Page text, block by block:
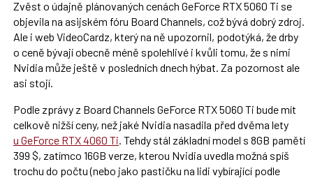
Zvěst o údajně plánovaných cenách GeForce RTX 5060 Ti se
objevila na asijském fóru Board Channels, což bývá dobrý zdroj.
Ale i web VideoCardz, který na ně upozornil, podotýká, že drby
o ceně bývají obecně méně spolehlivé i kvůli tomu, že s nimi
Nvidia může ještě v posledních dnech hýbat. Za pozornost ale
asi stojí.
Podle zprávy z Board Channels GeForce RTX 5060 Ti bude mít
celkově nižší ceny, než jaké Nvidia nasadila před dvěma lety
u GeForce RTX 4060 Ti . Tehdy stál základní model s 8GB pamětí
399 $, zatímco 16GB verze, kterou Nvidia uvedla možná spíš
trochu do počtu (nebo jako pastičku na lidi vybírající podle